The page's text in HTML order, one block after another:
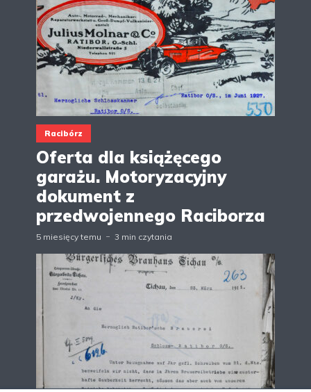
Racibórz
Oferta dla książęcego
garażu. Motoryzacyjny
dokument z
przedwojennego Raciborza
5 miesięcy temu 3 min czytania